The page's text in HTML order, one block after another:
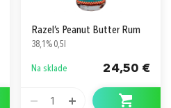
Razel’s Peanut Butter Rum
38,1% 0,5l
Na sklade 24,50 €
1